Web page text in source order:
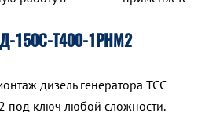
150С-Т400-1РНМ2
дизель генератора ТСС
ключ любой сложности.